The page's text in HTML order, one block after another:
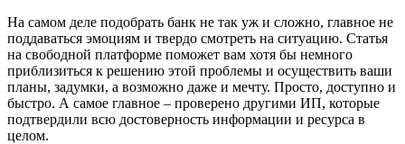
На самом деле подобрать банк не так уж и сложно, главное не
поддаваться эмоциям и твердо смотреть на ситуацию. Статья
на свободной платформе поможет вам хотя бы немного
приблизиться к решению этой проблемы и осуществить ваши
планы, задумки, а возможно даже и мечту. Просто, доступно и
быстро. А самое главное – проверено другими ИП, которые
подтвердили всю достоверность информации и ресурса в
целом.